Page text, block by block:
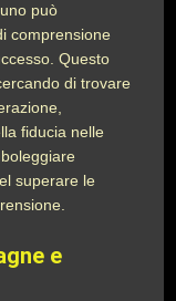
può
comprensione
Questo
di trovare
fiducia nelle
superare le
e